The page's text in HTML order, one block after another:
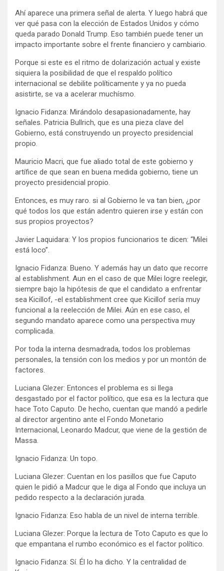
Ahí aparece una primera señal de alerta. Y luego habrá que
ver qué pasa con la elección de Estados Unidos y cómo
queda parado Donald Trump. Eso también puede tener un
impacto importante sobre el frente financiero y cambiario.
Porque si este es el ritmo de dolarización actual y existe
siquiera la posibilidad de que el respaldo político
internacional se debilite políticamente y ya no pueda
asistirte, se va a acelerar muchísmo.
Ignacio Fidanza: Mirándolo desapasionadamente, hay
señales. Patricia Bullrich, que es una pieza clave del
Gobierno, está construyendo un proyecto presidencial
propio.
Mauricio Macri, que fue aliado total de este gobierno y
artífice de que sean en buena medida gobierno, tiene un
proyecto presidencial propio.
Entonces, es muy raro. si al Gobierno le va tan bien, ¿por
qué todos los que están adentro quieren irse y están con
sus propios proyectos?
Javier Laquidara: Y los propios funcionarios te dicen: “Milei
está loco”.
Ignacio Fidanza: Bueno. Y además hay un dato que recorre
al establishment. Aun en el caso de que Milei logre reelegir,
siempre bajo la hipótesis de que el candidato a enfrentar
sea Kicillof, -el establishment cree que Kicillof sería muy
funcional a la reelección de Milei. Aún en ese caso, el
segundo mandato aparece como una perspectiva muy
complicada.
Por toda la interna desmadrada, todos los problemas
personales, la tensión con los medios y por un montón de
factores.
Luciana Glezer: Entonces el problema es si llega
desgastado por el factor político, que esa es la lectura que
hace Toto Caputo. De hecho, cuentan que mandó a pedirle
al director argentino ante el Fondo Monetario
Internacional, Leonardo Madcur, que viene de la gestión de
Massa.
Ignacio Fidanza: Un topo.
Luciana Glezer: Cuentan en los pasillos que fue Caputo
quien le pidió a Madcur que le diga al Fondo que incluya un
pedido respecto a la declaración jurada.
Ignacio Fidanza: Eso habla de un nivel de interna terrible.
Luciana Glezer: Porque la lectura de Toto Caputo es que lo
que empantana el rumbo económico es el factor político.
Ignacio Fidanza: Sí. Él lo ha dicho. Y la centralidad de